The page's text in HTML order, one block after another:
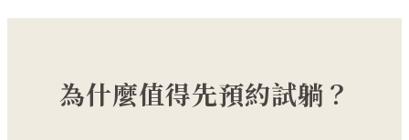
為什麼值得先預約試躺？